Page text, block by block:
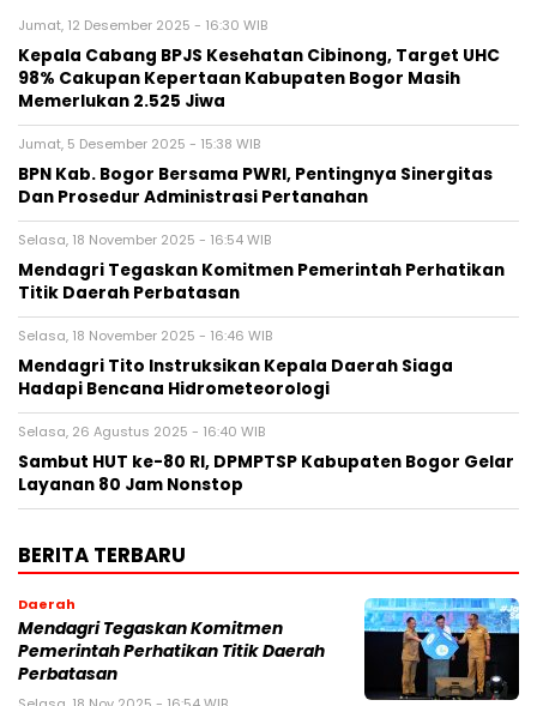
Jumat, 12 Desember 2025 - 16:30 WIB
Kepala Cabang BPJS Kesehatan Cibinong, Target UHC
98% Cakupan Kepertaan Kabupaten Bogor Masih
Memerlukan 2.525 Jiwa
Jumat, 5 Desember 2025 - 15:38 WIB
BPN Kab. Bogor Bersama PWRI, Pentingnya Sinergitas
Dan Prosedur Administrasi Pertanahan
Selasa, 18 November 2025 - 16:54 WIB
Mendagri Tegaskan Komitmen Pemerintah Perhatikan
Titik Daerah Perbatasan
Selasa, 18 November 2025 - 16:46 WIB
Mendagri Tito Instruksikan Kepala Daerah Siaga
Hadapi Bencana Hidrometeorologi
Selasa, 26 Agustus 2025 - 16:40 WIB
Sambut HUT ke-80 RI, DPMPTSP Kabupaten Bogor Gelar
Layanan 80 Jam Nonstop
BERITA TERBARU
Daerah
Mendagri Tegaskan Komitmen
Pemerintah Perhatikan Titik Daerah
Perbatasan